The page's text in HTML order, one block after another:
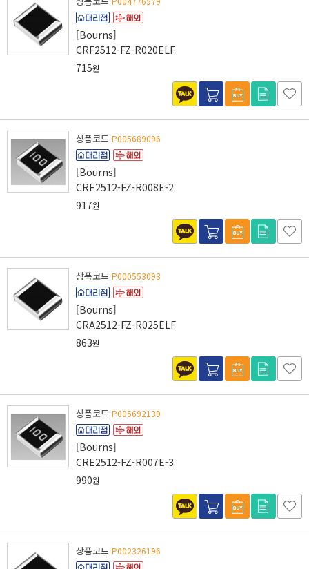
[Bourns]
CRF2512-FZ-R020ELF
715원
상품코드 P005689096
[Bourns]
CRE2512-FZ-R008E-2
917원
상품코드 P000553093
[Bourns]
CRA2512-FZ-R025ELF
863원
상품코드 P005692139
[Bourns]
CRE2512-FZ-R007E-3
990원
상품코드 P002326196